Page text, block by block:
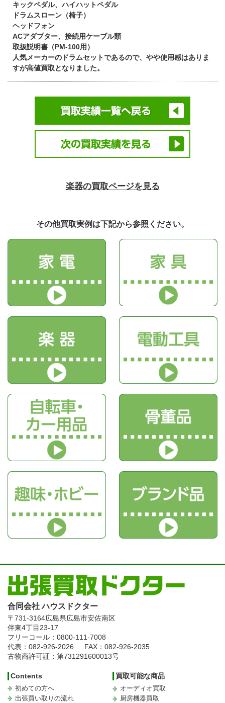
キックペダル、ハイハットペダル
ドラムスローン（椅子）
ヘッドフォン
ACアダプター、接続用ケーブル類
取扱説明書（PM-100用）
人気メーカーのドラムセットであるので、やや使用感はありま
すが高値買取となりました。
楽器の買取ページを見る
その他買取実例は下記から参照ください。
合同会社 ハウスドクター
〒731-3164広島県広島市安佐南区
伴東4丁目23-17
フリーコール：0800-111-7008
代表：082-926-2026
FAX：082-926-2035
古物商許可証：第731291600013号
Contents
初めての方へ
出張買い取りの流れ
買取可能な商品
オーディオ買取
厨房機器買取